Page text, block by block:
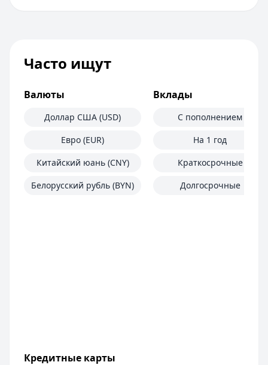
Часто ищут
Валюты
Доллар США (USD)
Евро (EUR)
Китайский юань (CNY)
Белорусский рубль (BYN)
Вклады
С пополнением
На 1 год
Краткосрочные
Долгосрочные
Кредитные карты